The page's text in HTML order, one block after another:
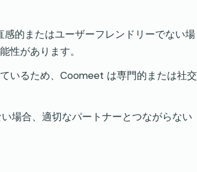
的またはユーザーフレンドリーでない場
性があります。
いるため、Coomeet は専門的または社交
場合、適切なパートナーとつながらない